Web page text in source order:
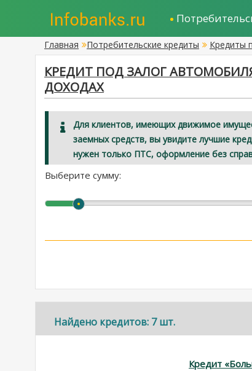
Главная Потребительские кредиты Кредиты
КРЕДИТ ПОД ЗАЛОГ
ДОХОДАХ
Для клиентов, имеющих движимое
заемных средств, вы увидите лучшие
нужен только ПТС, оформление без
Выберите сумму:
Найдено кредитов: 7 шт.
Кредит